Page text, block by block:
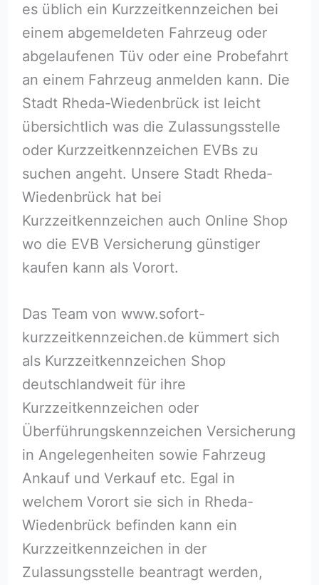
es üblich ein Kurzzeitkennzeichen bei
einem abgemeldeten Fahrzeug oder
abgelaufenen Tüv oder eine Probefahrt
an einem Fahrzeug anmelden kann. Die
Stadt Rheda-Wiedenbrück ist leicht
übersichtlich was die Zulassungsstelle
oder Kurzzeitkennzeichen EVBs zu
suchen angeht. Unsere Stadt Rheda-
Wiedenbrück hat bei
Kurzzeitkennzeichen auch Online Shop
wo die EVB Versicherung günstiger
kaufen kann als Vorort.
Das Team von www.sofort-
kurzzeitkennzeichen.de kümmert sich
als Kurzzeitkennzeichen Shop
deutschlandweit für ihre
Kurzzeitkennzeichen oder
Überführungskennzeichen Versicherung
in Angelegenheiten sowie Fahrzeug
Ankauf und Verkauf etc. Egal in
welchem Vorort sie sich in Rheda-
Wiedenbrück befinden kann ein
Kurzzeitkennzeichen in der
Zulassungsstelle beantragt werden,